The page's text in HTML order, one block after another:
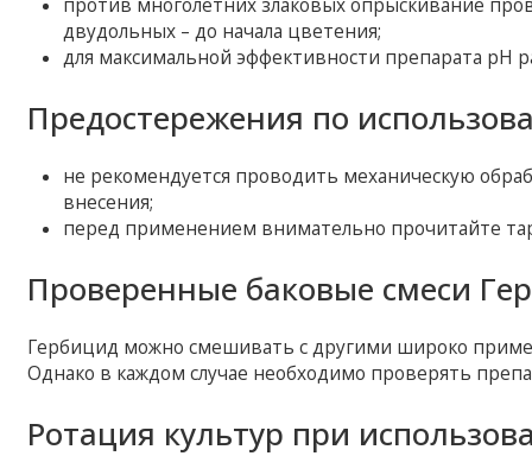
двудольных – до начала цветения;
для максимальной эффективности препарата pH
Предостережения по
не рекомендуется проводить механическую
внесения;
перед применением внимательно прочитайте
Проверенные баковые смеси
Гербицид можно смешивать с другими широко
Однако в каждом случае необходимо проверять
Ротация культур при